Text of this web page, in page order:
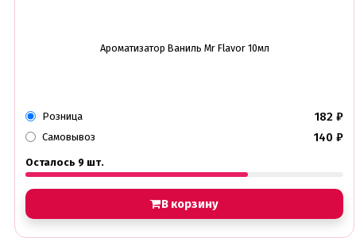
Ароматизатор Ваниль Mr Flavor 10мл
Розница 182 ₽
Самовывоз 140 ₽
Осталось 9 шт.
В корзину